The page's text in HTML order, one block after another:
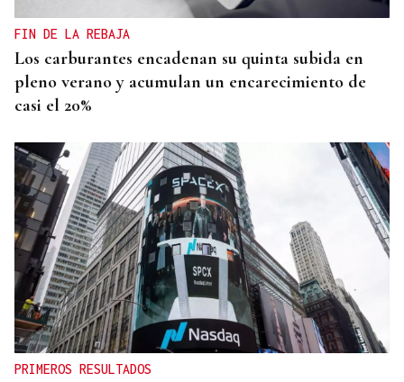
FIN DE LA REBAJA
Los carburantes encadenan su quinta subida en
pleno verano y acumulan un encarecimiento de
casi el 20%
PRIMEROS RESULTADOS